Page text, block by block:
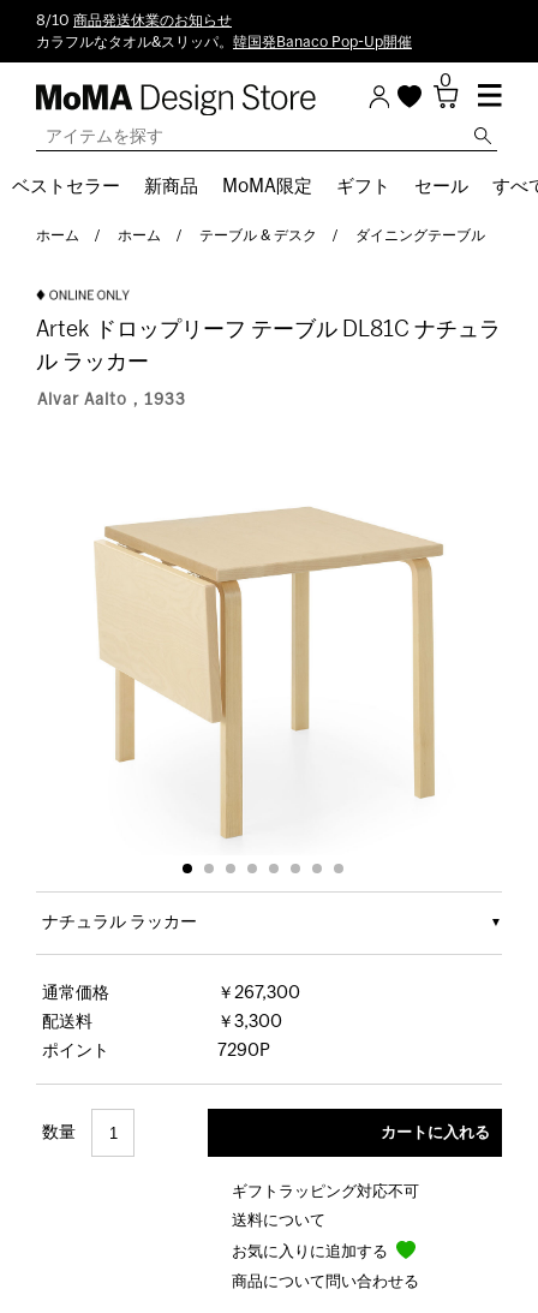
8/10 商品発送休業のお知らせ
カラフルなタオル&スリッパ。 韓国発Banaco Pop-Up開催
0
ベストセラー 新商品 MoMA限定 ギフト セール すべ
ホーム ホーム テーブル & デスク ダイニングテーブル
Artek ドロップリーフ テーブル DL81C ナチュラ
ル ラッカー
Alvar Aalto，1933
ナチュラル ラッカー
通常価格
￥267,300
配送料
￥3,300
ポイント
7290P
数量
ギフトラッピング対応不可
送料について
お気に入りに追加する
商品について問い合わせる